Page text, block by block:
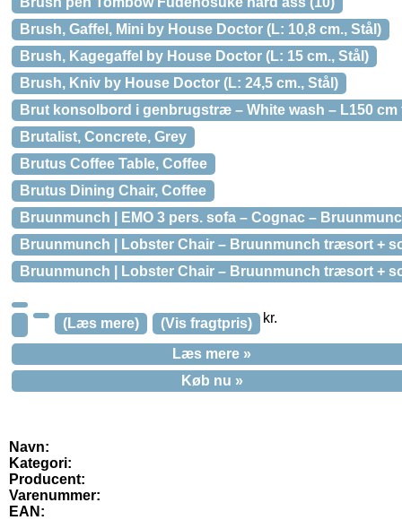
Brush, Gaffel, Mini by House Doctor (L: 10,8 cm., Stål)
Brush, Kagegaffel by House Doctor (L: 15 cm., Stål)
Brush, Kniv by House Doctor (L: 24,5 cm., Stål)
Brut konsolbord i genbrugstræ – White wash – L150 cm
Brutalist, Concrete, Grey
Brutus Coffee Table, Coffee
Brutus Dining Chair, Coffee
Bruunmunch | EMO 3 pers. sofa – Cognac –
Bruunmunch | Lobster Chair – Bruunmunch træsort +
Bruunmunch | Lobster Chair – Bruunmunch træsort +
(Læs mere) kr.
(Vis fragtpris)
Læs mere »
Køb nu »
Navn:
Kategori:
Producent:
Varenummer:
EAN: